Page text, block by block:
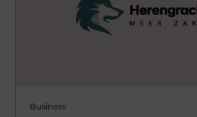
Business